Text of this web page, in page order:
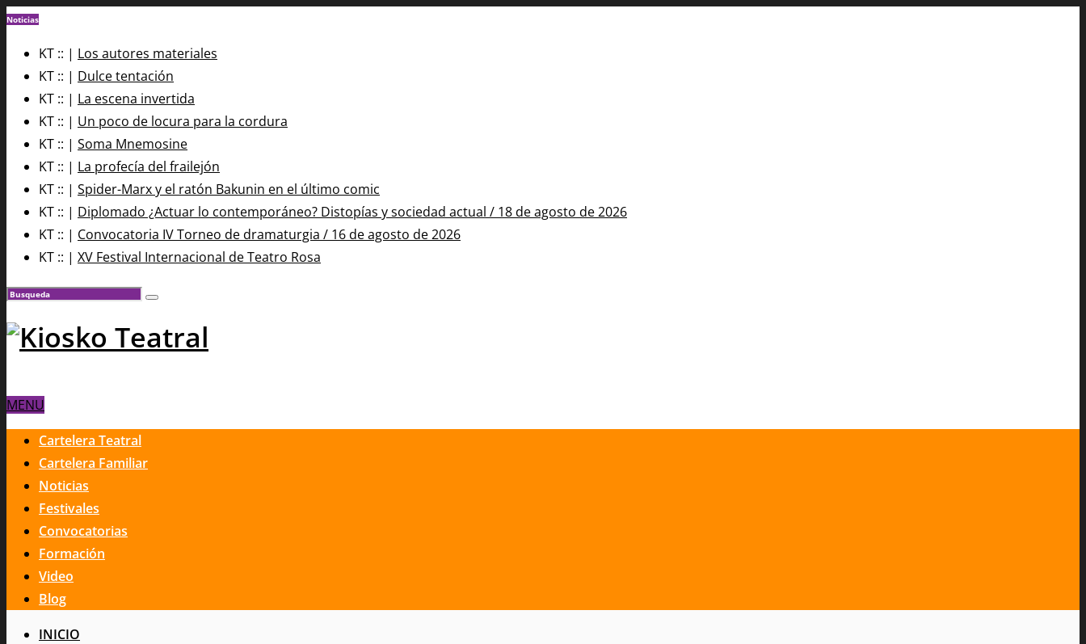
Noticias
KT :: | Los autores materiales
KT :: | Dulce tentación
KT :: | La escena invertida
KT :: | Un poco de locura para la cordura
KT :: | Soma Mnemosine
KT :: | La profecía del frailejón
KT :: | Spider-Marx y el ratón Bakunin en el último comic
KT :: | Diplomado ¿Actuar lo contemporáneo? Distopías y sociedad actual / 18 de agosto de 2026
KT :: | Convocatoria IV Torneo de dramaturgia / 16 de agosto de 2026
KT :: | XV Festival Internacional de Teatro Rosa
MENU
Cartelera Teatral
Cartelera Familiar
Noticias
Festivales
Convocatorias
Formación
Video
Blog
INICIO